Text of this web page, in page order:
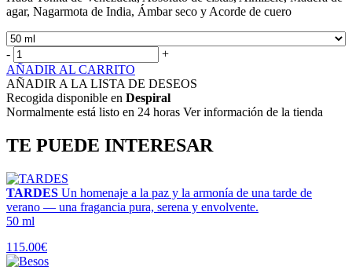
agar, Nagarmota de India, Ámbar seco y Acorde de cuero
-
+
AÑADIR AL CARRITO
AÑADIR A LA LISTA DE DESEOS
Recogida disponible en Despiral
Normalmente está listo en 24 horas Ver información de la tienda
TE PUEDE INTERESAR
TARDES Un homenaje a la paz y la armonía de una tarde de
verano — una fragancia pura, serena y envolvente.
50 ml
115.00€